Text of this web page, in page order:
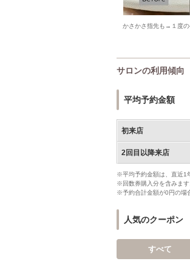
かさかさ指先も→１度の
サロンの利用傾向
平均予約金額
初来店
2回目以降来店
※平均予約金額は、直近1
※回数券購入分を含みます
※予約合計金額が0円の場
人気のクーポン
すべて